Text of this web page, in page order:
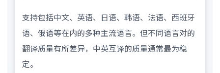
支持包括中文、英语、日语、韩语、法语、西班牙
语、俄语等在内的多种主流语言。但不同语言对的
翻译质量有所差异，中英互译的质量通常最为稳
定。